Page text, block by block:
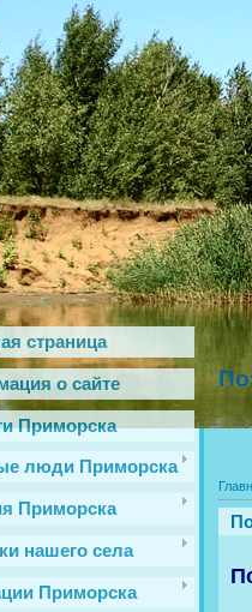
страница
о сайте
Приморска
люди Приморска
Приморска
нашего села
Приморска